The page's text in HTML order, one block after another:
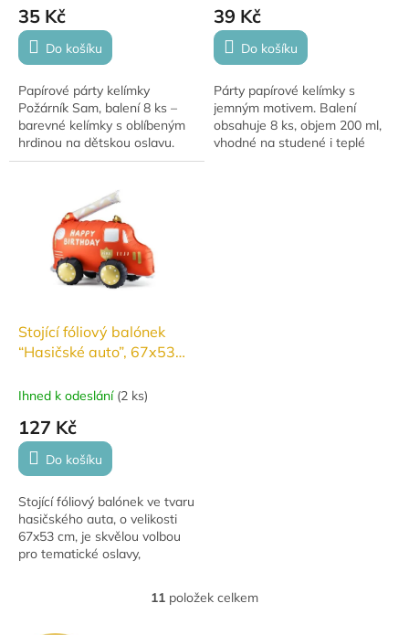
35 Kč
Do košíku
Papírové párty kelímky
Požárník Sam, balení 8 ks –
barevné kelímky s oblíbeným
hrdinou na dětskou oslavu.
39 Kč
Do košíku
Párty papírové kelímky s
jemným motivem. Balení
obsahuje 8 ks, objem 200 ml,
vhodné na studené i teplé
Stojící fóliový balónek
“Hasičské auto”, 67x53
Ihned k odeslání (2 ks)
127 Kč
Do košíku
Stojící fóliový balónek ve tvaru
hasičského auta, o velikosti
67x53 cm, je skvělou volbou
pro tematické oslavy,
O
11 položek celkem